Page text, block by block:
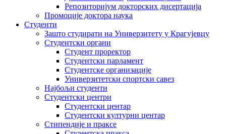
Репозиторијум докторских дисертација
Промоције доктора наука
Студенти
Зашто студирати на Универзитету у Крагујевцу
Студентски органи
Студент проректор
Студентски парламент
Студентске организације
Универзитетски спортски савез
Најбољи студенти
Студентски центри
Студентски центар
Студентски културни центар
Стипендије и праксе